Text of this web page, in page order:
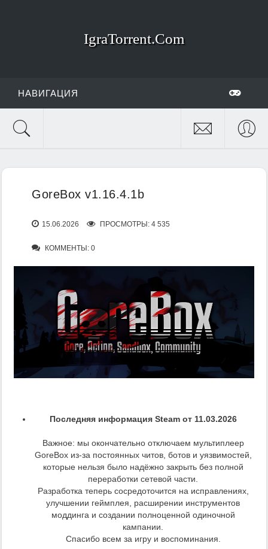
IgraTorrent.Com
НАВИГАЦИЯ
GoreBox v1.16.4.1b
15.06.2026 ПРОСМОТРЫ: 4 535
КОММЕНТЫ: 0
Последняя информация Steam от 11.03.2026
Важное: мы окончательно отключаем мультиплеер
GoreBox из‑за постоянных читов, ботов и уязвимостей,
которые нельзя было надёжно закрыть без полной
переработки сетевой части.
Разработка теперь сосредоточится на исправлениях,
улучшении геймплея, расширении инструментов
моддинга и создании полноценной одиночной
кампании.
Спасибо всем за игру и воспоминания.